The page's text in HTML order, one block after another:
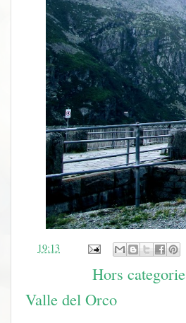
19:13
Hors categorie
Valle del Orco